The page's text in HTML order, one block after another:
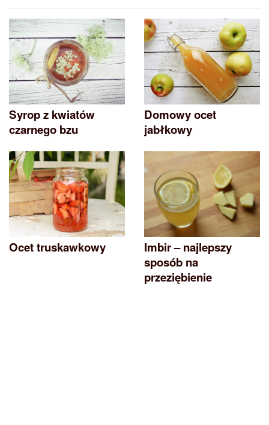
Syrop z kwiatów
czarnego bzu
Domowy ocet
jabłkowy
Ocet truskawkowy
Imbir – najlepszy
sposób na
przeziębienie